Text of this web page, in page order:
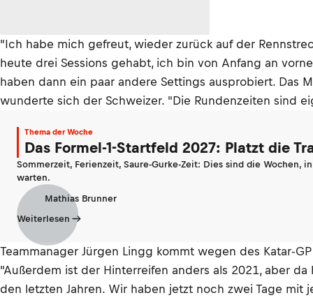
"Ich habe mich gefreut, wieder zurück auf der
heute drei Sessions gehabt, ich bin von Anfang an
haben dann ein paar andere Settings ausprobiert. Das
wunderte sich der Schweizer. "Die Rundenzeiten sind
Thema der Woche
Das Formel-1-Startfeld 2027: Platzt die
Sommerzeit, Ferienzeit, Saure-Gurke-Zeit: Dies sind die
warten.
Mathias Brunner
Weiterlesen
Teammanager Jürgen Lingg kommt wegen des Katar-
"Außerdem ist der Hinterreifen anders als 2021, aber
den letzten Jahren. Wir haben jetzt noch zwei Tage mit